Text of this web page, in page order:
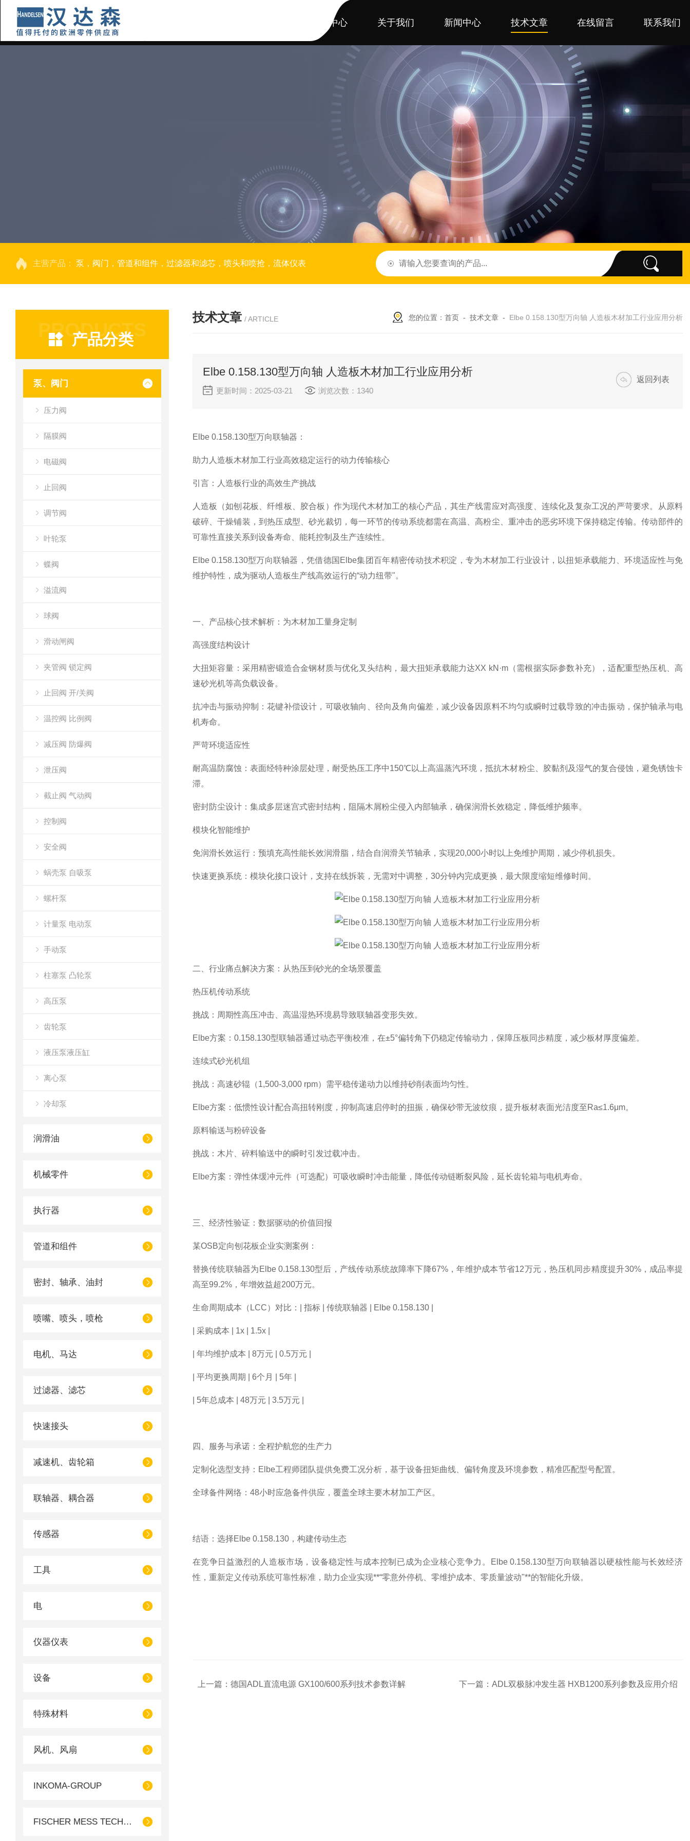
产品中心 关于我们 新闻中心 技术文章 在线留言 联系我们
主营产品： 泵，阀门，管道和组件，过滤器和滤芯，喷头和喷抢，流体仪表
PRODUCTS
产品分类
泵、阀门
压力阀
隔膜阀
电磁阀
止回阀
调节阀
叶轮泵
蝶阀
溢流阀
球阀
滑动闸阀
夹管阀 锁定阀
止回阀 开/关阀
温控阀 比例阀
减压阀 防爆阀
泄压阀
截止阀 气动阀
控制阀
安全阀
蜗壳泵 自吸泵
螺杆泵
计量泵 电动泵
手动泵
柱塞泵 凸轮泵
高压泵
齿轮泵
液压泵液压缸
离心泵
冷却泵
润滑油
机械零件
执行器
管道和组件
密封、轴承、油封
喷嘴、喷头，喷枪
电机、马达
过滤器、滤芯
快速接头
减速机、齿轮箱
联轴器、耦合器
传感器
工具
电
仪器仪表
设备
特殊材料
风机、风扇
INKOMA-GROUP
FISCHER MESS TECHNIK
技术文章 / ARTICLE 您的位置： 首页 - 技术文章 - Elbe 0.158.130型万向轴 人造板木材加工行业应用分析
Elbe 0.158.130型万向轴 人造板木材加工行业应用分析
更新时间：2025-03-21 浏览次数：1340
返回列表
Elbe 0.158.130型万向联轴器：
助力人造板木材加工行业高效稳定运行的动力传输核心
引言：人造板行业的高效生产挑战
人造板（如刨花板、纤维板、胶合板）作为现代木材加工的核心产品，其生产线需应对高强度、连续化及复杂工况的严苛要求。从原料
破碎、干燥铺装，到热压成型、砂光裁切，每一环节的传动系统都需在高温、高粉尘、重冲击的恶劣环境下保持稳定传输。传动部件的
可靠性直接关系到设备寿命、能耗控制及生产连续性。
Elbe 0.158.130型万向联轴器，凭借德国Elbe集团百年精密传动技术积淀，专为木材加工行业设计，以扭矩承载能力、环境适应性与免
维护特性，成为驱动人造板生产线高效运行的“动力纽带"。
一、产品核心技术解析：为木材加工量身定制
高强度结构设计
大扭矩容量：采用精密锻造合金钢材质与优化叉头结构，最大扭矩承载能力达XX kN·m（需根据实际参数补充），适配重型热压机、高
速砂光机等高负载设备。
抗冲击与振动抑制：花键补偿设计，可吸收轴向、径向及角向偏差，减少设备因原料不均匀或瞬时过载导致的冲击振动，保护轴承与电
机寿命。
严苛环境适应性
耐高温防腐蚀：表面经特种涂层处理，耐受热压工序中150℃以上高温蒸汽环境，抵抗木材粉尘、胶黏剂及湿气的复合侵蚀，避免锈蚀卡
滞。
密封防尘设计：集成多层迷宫式密封结构，阻隔木屑粉尘侵入内部轴承，确保润滑长效稳定，降低维护频率。
模块化智能维护
免润滑长效运行：预填充高性能长效润滑脂，结合自润滑关节轴承，实现20,000小时以上免维护周期，减少停机损失。
快速更换系统：模块化接口设计，支持在线拆装，无需对中调整，30分钟内完成更换，最大限度缩短维修时间。
二、行业痛点解决方案：从热压到砂光的全场景覆盖
热压机传动系统
挑战：周期性高压冲击、高温湿热环境易导致联轴器变形失效。
Elbe方案：0.158.130型联轴器通过动态平衡校准，在±5°偏转角下仍稳定传输动力，保障压板同步精度，减少板材厚度偏差。
连续式砂光机组
挑战：高速砂辊（1,500-3,000 rpm）需平稳传递动力以维持砂削表面均匀性。
Elbe方案：低惯性设计配合高扭转刚度，抑制高速启停时的扭振，确保砂带无波纹痕，提升板材表面光洁度至Ra≤1.6μm。
原料输送与粉碎设备
挑战：木片、碎料输送中的瞬时引发过载冲击。
Elbe方案：弹性体缓冲元件（可选配）可吸收瞬时冲击能量，降低传动链断裂风险，延长齿轮箱与电机寿命。
三、经济性验证：数据驱动的价值回报
某OSB定向刨花板企业实测案例：
替换传统联轴器为Elbe 0.158.130型后，产线传动系统故障率下降67%，年维护成本节省12万元，热压机同步精度提升30%，成品率提
高至99.2%，年增效益超200万元。
生命周期成本（LCC）对比：| 指标 | 传统联轴器 | Elbe 0.158.130 |
| 采购成本 | 1x | 1.5x |
| 年均维护成本 | 8万元 | 0.5万元 |
| 平均更换周期 | 6个月 | 5年 |
| 5年总成本 | 48万元 | 3.5万元 |
四、服务与承诺：全程护航您的生产力
定制化选型支持：Elbe工程师团队提供免费工况分析，基于设备扭矩曲线、偏转角度及环境参数，精准匹配型号配置。
全球备件网络：48小时应急备件供应，覆盖全球主要木材加工产区。
结语：选择Elbe 0.158.130，构建传动生态
在竞争日益激烈的人造板市场，设备稳定性与成本控制已成为企业核心竞争力。Elbe 0.158.130型万向联轴器以硬核性能与长效经济
性，重新定义传动系统可靠性标准，助力企业实现**“零意外停机、零维护成本、零质量波动"**的智能化升级。
上一篇： 德国ADL直流电源 GX100/600系列技术参数详解 下一篇： ADL双极脉冲发生器 HXB1200系列参数及应用介绍